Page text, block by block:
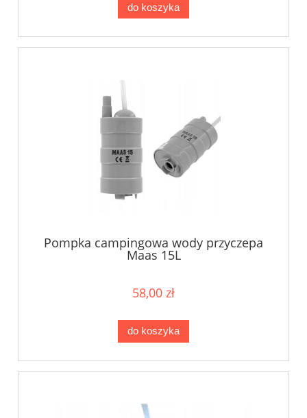
do koszyka
Pompka campingowa wody przyczepa
Maas 15L
58,00 zł
do koszyka